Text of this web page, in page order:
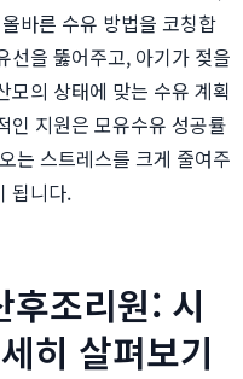
바른 수유 방법을 코칭합
선을 뚫어주고, 아기가 젖을
모의 상태에 맞는 수유 계획
인 지원은 모유수유 성공률
는 스트레스를 크게 줄여주
됩니다.
후조리원: 시
히 살펴보기